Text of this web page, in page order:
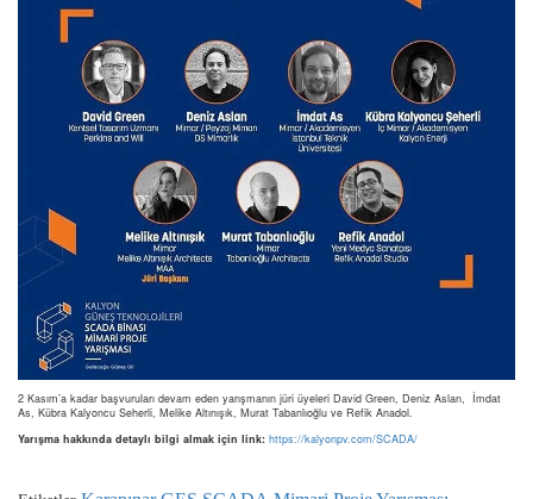
2 Kasım’a kadar başvuruları devam eden yarışmanın jüri üyeleri David Green, Deniz Aslan, İmdat
As, Kübra Kalyoncu Seherli, Melike Altınışık, Murat Tabanlıoğlu ve Refik Anadol.
Yarışma hakkında detaylı bilgi almak için link: https://kalyonpv.com/SCADA/